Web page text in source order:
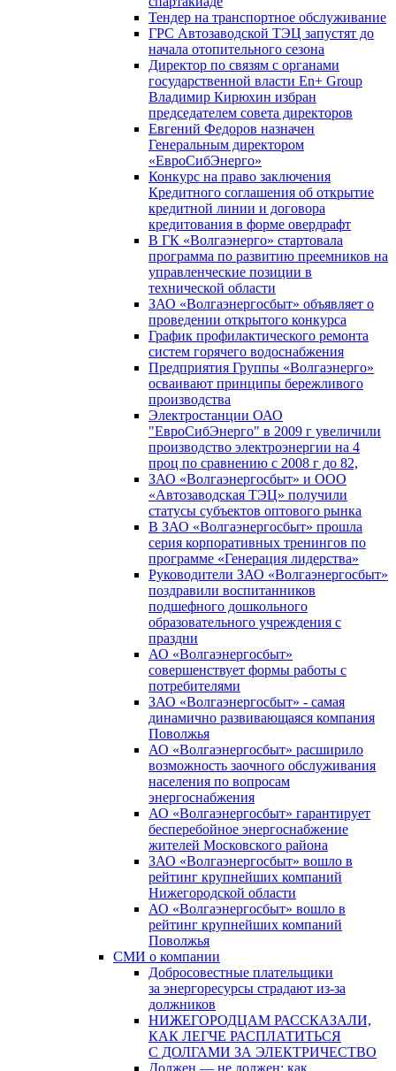
Тендер на транспортное обслуживание
ГРС Автозаводской ТЭЦ запустят до
начала отопительного сезона
Директор по связям с органами
государственной власти En+ Group
Владимир Кирюхин избран
председателем совета директоров
Евгений Федоров назначен
Генеральным директором
«ЕвроСибЭнерго»
Конкурс на право заключения
Кредитного соглашения об открытие
кредитной линии и договора
кредитования в форме овердрафт
В ГК «Волгаэнерго» стартовала
программа по развитию преемников на
управленческие позиции в
технической области
ЗАО «Волгаэнергосбыт» объявляет о
проведении открытого конкурса
График профилактического ремонта
систем горячего водоснабжения
Предприятия Группы «Волгаэнерго»
осваивают принципы бережливого
производства
Электростанции ОАО
"ЕвроСибЭнерго" в 2009 г увеличили
производство электроэнергии на 4
проц по сравнению с 2008 г до 82,
ЗАО «Волгаэнергосбыт» и ООО
«Автозаводская ТЭЦ» получили
статусы субъектов оптового рынка
В ЗАО «Волгаэнергосбыт» прошла
серия корпоративных тренингов по
программе «Генерация лидерства»
Руководители ЗАО «Волгаэнергосбыт»
поздравили воспитанников
подшефного дошкольного
образовательного учреждения с
праздни
АО «Волгаэнергосбыт»
совершенствует формы работы с
потребителями
ЗАО «Волгаэнергосбыт» - самая
динамично развивающаяся компания
Поволжья
АО «Волгаэнергосбыт» расширило
возможность заочного обслуживания
населения по вопросам
энергоснабжения
АО «Волгаэнергосбыт» гарантирует
бесперебойное энергоснабжение
жителей Московского района
ЗАО «Волгаэнергосбыт» вошло в
рейтинг крупнейших компаний
Нижегородской области
АО «Волгаэнергосбыт» вошло в
рейтинг крупнейших компаний
Поволжья
СМИ о компании
Добросовестные плательщики
за энергоресурсы страдают из-за
должников
НИЖЕГОРОДЦАМ РАССКАЗАЛИ,
КАК ЛЕГЧЕ РАСПЛАТИТЬСЯ
С ДОЛГАМИ ЗА ЭЛЕКТРИЧЕСТВО